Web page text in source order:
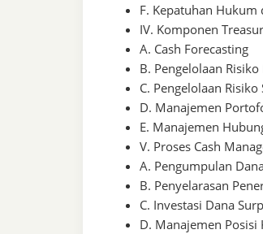
F. Kepatuhan Hukum
IV. Komponen
A. Cash Forecasting
B. Pengelolaan
C. Pengelolaan
D. Manajemen
E. Manajemen
V. Proses Cash
A. Pengumpulan
B. Penyelarasan
C. Investasi Dana
D. Manajemen Posisi